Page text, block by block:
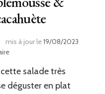
mis à jour le19/08/2023
sur
thaï
pamplemousse
salade très
déguster en plat